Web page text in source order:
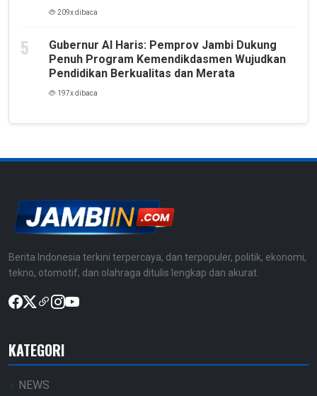
209x dibaca
Gubernur Al Haris: Pemprov Jambi Dukung
Penuh Program Kemendikdasmen Wujudkan
Pendidikan Berkualitas dan Merata
197x dibaca
Berita Indonesia terkini terpercaya, dan terpopuler, politik, ekonomi,
tekno, otomotif, dan olahraga ditulis lengkap dan akurat.
KATEGORI
NEWS